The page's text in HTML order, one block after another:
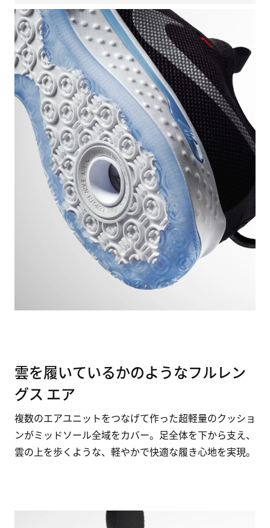
雲を履いているかのようなフルレン
グス エア
複数のエアユニットをつなげて作った超軽量のクッショ
ンがミッドソール全域をカバー。足全体を下から支え、
雲の上を歩くような、軽やかで快適な履き心地を実現。